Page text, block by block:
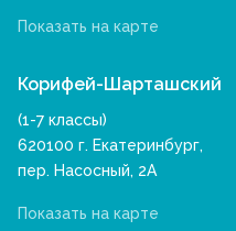
Показать на карте
Корифей-Шарташский
(1-7 классы)
620100 г. Екатеринбург,
пер. Насосный, 2А
Показать на карте